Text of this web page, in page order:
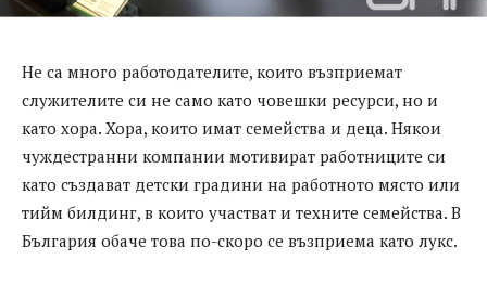
Не са много работодателите, които възприемат
служителите си не само като човешки ресурси, но и
като хора. Хора, които имат семейства и деца. Някои
чуждестранни компании мотивират работниците си
като създават детски градини на работното място или
тийм билдинг, в които участват и техните семейства. В
България обаче това по-скоро се възприема като лукс.